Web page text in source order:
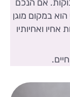
אם הנכם
במקום מוגן
ואחיותיו